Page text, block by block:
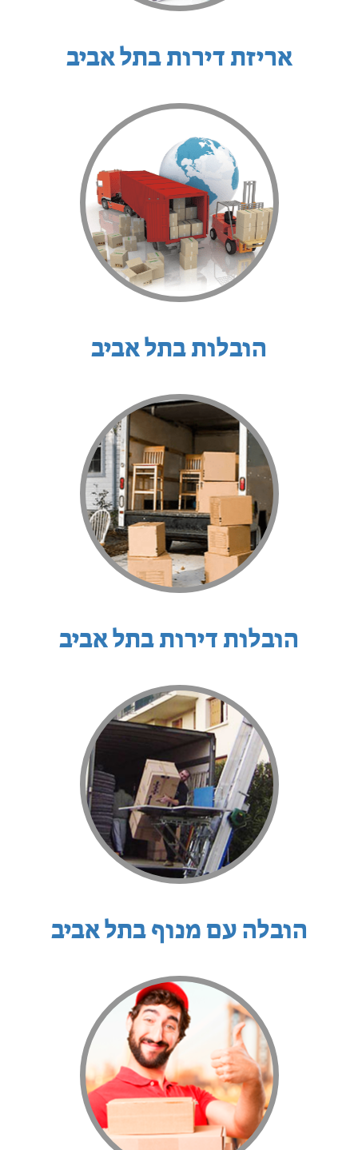
אריזת דירות בתל אביב
הובלות בתל אביב
הובלות דירות בתל אביב
הובלה עם מנוף בתל אביב